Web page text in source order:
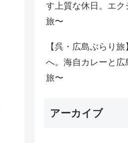
す上質な休日。エ
旅〜
【呉・広島ぶらり
へ。海自カレーと広
旅〜
アーカイブ